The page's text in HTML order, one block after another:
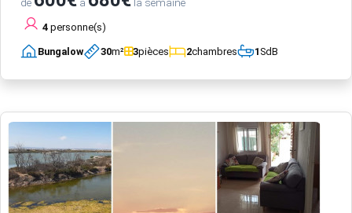
de à la semaine
4 personne(s)
Bungalow 30m² 3pièces 2chambres 1SdB